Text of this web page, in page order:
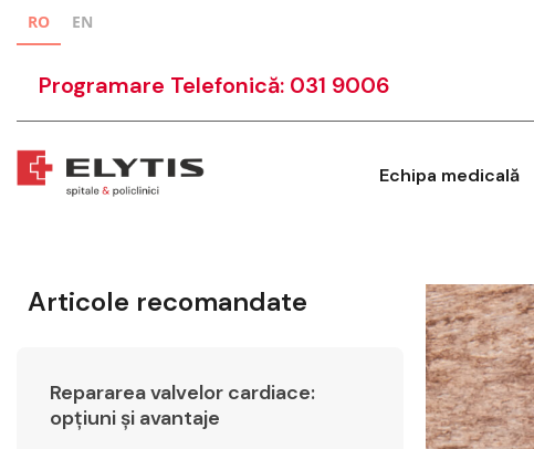
RO EN
Programare Telefonică: 031 9006
Echipa medicală
Articole recomandate
Repararea valvelor cardiace:
opțiuni și avantaje